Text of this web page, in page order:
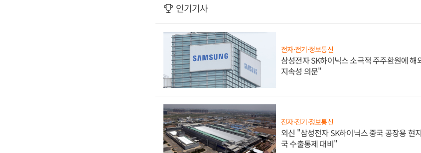
인기기사
전자·전기·정보통신
삼성전자 SK하이닉스 소극적 주주환원에
지속성 의문"
전자·전기·정보통신
외신 "삼성전자 SK하이닉스 중국 공장용 현
국 수출통제 대비"